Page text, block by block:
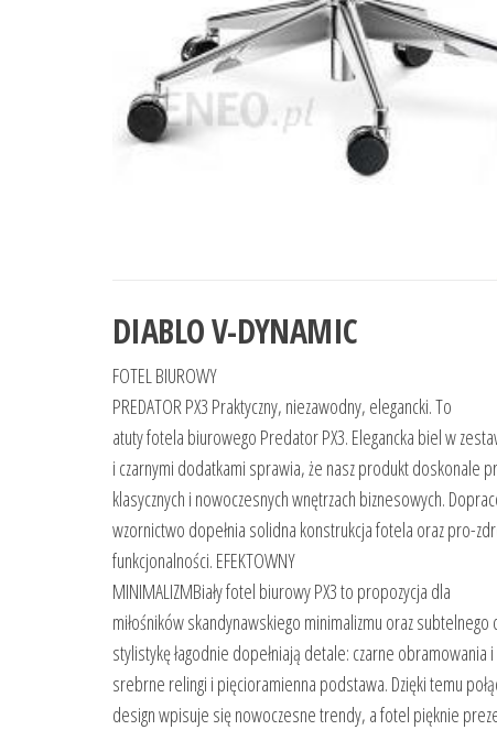
DIABLO V-DYNAMIC
FOTEL BIUROWY
PREDATOR PX3 Praktyczny, niezawodny, elegancki. To
atuty fotela biurowego Predator PX3. Elegancka biel w
i czarnymi dodatkami sprawia, że nasz produkt doskonale
klasycznych i nowoczesnych wnętrzach biznesowych.
wzornictwo dopełnia solidna konstrukcja fotela oraz pro-
funkcjonalności. EFEKTOWNY
MINIMALIZMBiały fotel biurowy PX3 to propozycja dla
miłośników skandynawskiego minimalizmu oraz subtelnego
stylistykę łagodnie dopełniają detale: czarne obramowania
srebrne relingi i pięcioramienna podstawa. Dzięki temu
design wpisuje się nowoczesne trendy, a fotel pięknie